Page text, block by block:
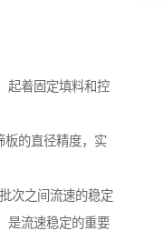
起着固定填料和控
板的直径精度，实
次之间流速的稳定
是流速稳定的重要